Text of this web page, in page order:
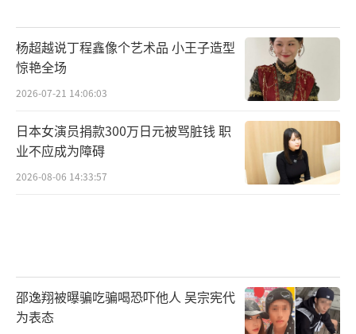
杨超越说丁程鑫像个艺术品 小王子造型
惊艳全场
2026-07-21 14:06:03
日本女演员捐款300万日元被骂脏钱 职
业不应成为障碍
2026-08-06 14:33:57
邵逸翔被曝骗吃骗喝恐吓他人 吴宗宪代
为表态